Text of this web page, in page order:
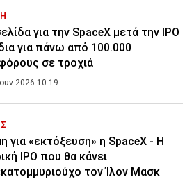
για την SpaceX μετά την IPO
για πάνω από 100.000
σε τροχιά
2026 10:19
για «εκτόξευση» η SpaceX - Η
IPO που θα κάνει
τον Ίλον Μασκ